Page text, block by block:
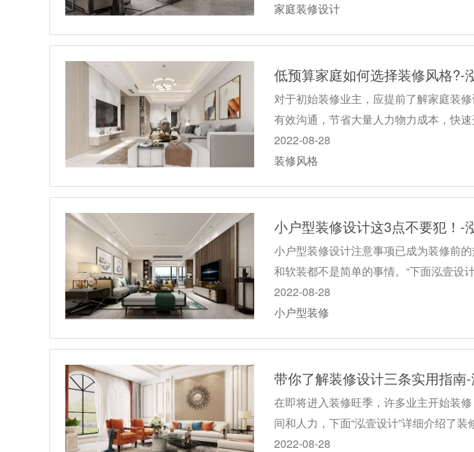
家庭装修设计
低预算家庭如何选择装修风格?-
对于初始装修业主，应提前了解家庭装
有效沟通，节省大量人力物力成本，快
2022-08-28
装修风格
小户型装修设计这3点不要犯！-
小户型装修设计注意事项已成为装修前
和软装都不是简单的事情。“下面泓壹设
2022-08-28
小户型装修
带你了解装修设计三条实用指南
在即将进入装修旺季，许多业主开始装
间和人力，下面“泓壹设计”详细介绍了
2022-08-28